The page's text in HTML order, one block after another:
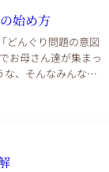
始め方
どんぐり問題の意図
お母さん達が集まっ
、そんなみんなで